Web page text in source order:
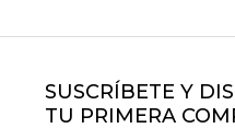
SUSCRÍBETE Y
TU PRIMERA